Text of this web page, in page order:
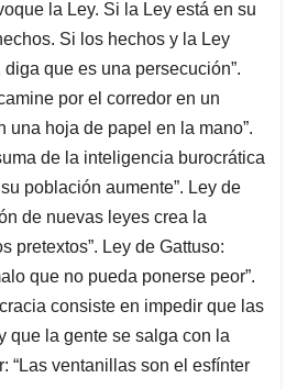
la Ley. Si la Ley está en su
Si los hechos y la Ley
que es una persecución”.
por el corredor en un
una hoja de papel en la mano”.
de la inteligencia burocrática
población aumente”. Ley de
de nuevas leyes crea la
pretextos”. Ley de Gattuso:
que no pueda ponerse peor”.
consiste en impedir que las
que la gente se salga con la
“Las ventanillas son el esfínter